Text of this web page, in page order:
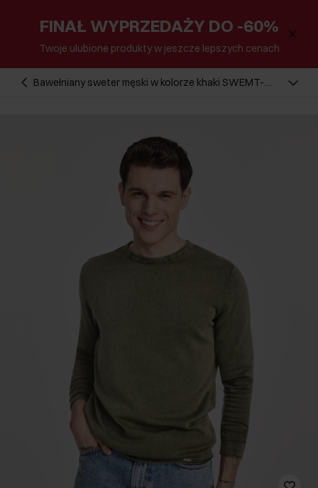
FINAŁ WYPRZEDAŻY DO -60%
Twoje ulubione produkty w jeszcze lepszych cenach
Bawełniany sweter męski w kolorze khaki SWEMT-